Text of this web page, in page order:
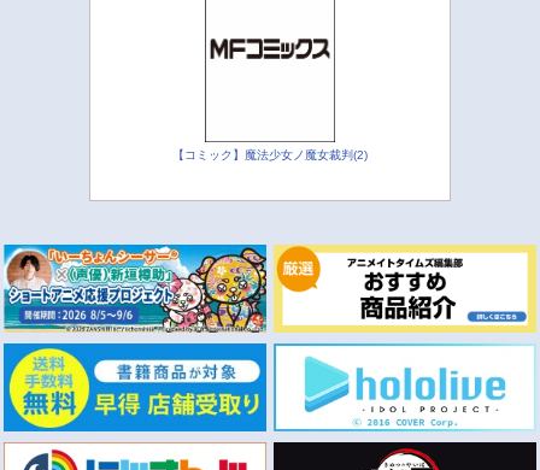
【コミック】魔法少女ノ魔女裁判(2)